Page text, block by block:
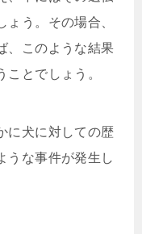
う。その場合、
、このような結果
とでしょう。
に犬に対しての歴
うな事件が発生し